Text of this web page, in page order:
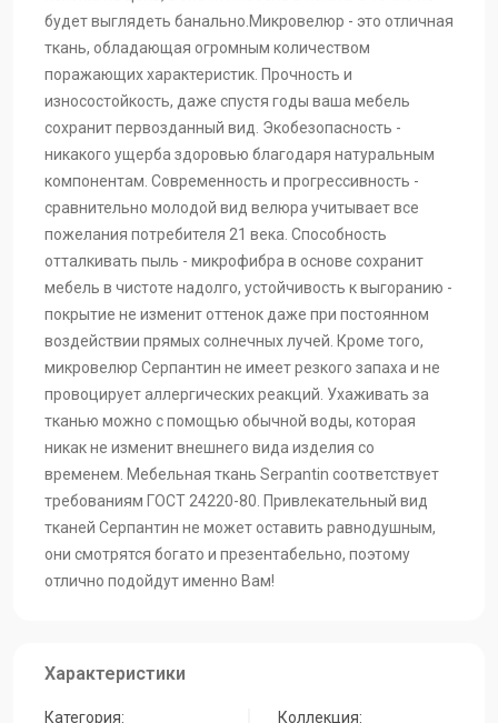
будет выглядеть банально.Микровелюр - это отличная
ткань, обладающая огромным количеством
поражающих характеристик. Прочность и
износостойкость, даже спустя годы ваша мебель
сохранит первозданный вид. Экобезопасность -
никакого ущерба здоровью благодаря натуральным
компонентам. Современность и прогрессивность -
сравнительно молодой вид велюра учитывает все
пожелания потребителя 21 века. Способность
отталкивать пыль - микрофибра в основе сохранит
мебель в чистоте надолго, устойчивость к выгоранию -
покрытие не изменит оттенок даже при постоянном
воздействии прямых солнечных лучей. Кроме того,
микровелюр Серпантин не имеет резкого запаха и не
провоцирует аллергических реакций. Ухаживать за
тканью можно с помощью обычной воды, которая
никак не изменит внешнего вида изделия со
временем. Мебельная ткань Serpantin соответствует
требованиям ГОСТ 24220-80. Привлекательный вид
тканей Серпантин не может оставить равнодушным,
они смотрятся богато и презентабельно, поэтому
отлично подойдут именно Вам!
Характеристики
Категория: Коллекция: